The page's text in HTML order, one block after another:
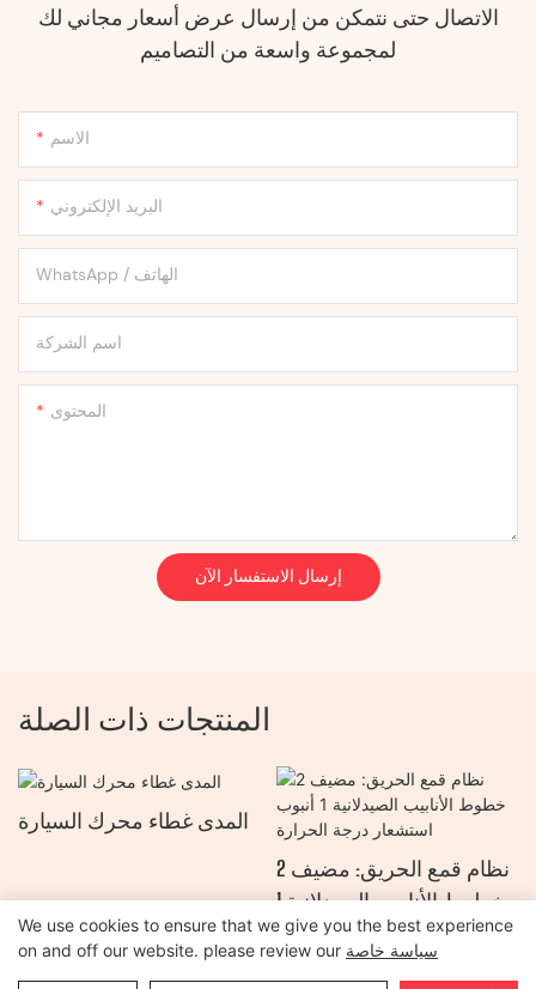
الاتصال حتى نتمكن من إرسال عرض أسعار مجاني لك
لمجموعة واسعة من التصاميم
الاسم
البريد الإلكتروني
WhatsApp / الهاتف
اسم الشركة
المحتوى
إرسال الاستفسار الآن
المنتجات ذات الصلة
المدى غطاء محرك السيارة
نظام قمع الحريق: مضيف 2
خطوط الأنابيب الصيدلانية 1
أنبوب استشعار درجة
الحرارة
We use cookies to ensure that we give you the best experience
on and off our website. please review our سياسة خاصة